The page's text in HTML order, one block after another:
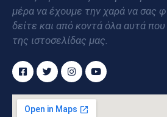
μέρα να έχουμε την χαρά να σας
δείτε και από κοντά όλα αυτά
της ιστοσελίδας μας.